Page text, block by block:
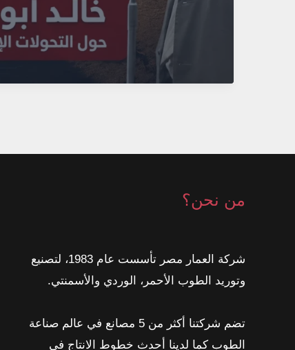
من نحن؟
شركة العمار مصر تأسست عام 1983، لتصنيع
وتوريد الطوب الأحمر، الوردي والأسمنتي.
تضم شركتنا أكثر من 5 مصانع في عالم صناعة
الطوب كما لدينا أحدث خطوط الانتاج في